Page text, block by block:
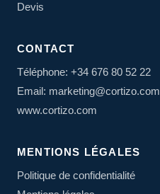
Devis
CONTACT
Téléphone: +34 676 80 52 22
Email: marketing@cortizo.com
www.cortizo.com
MENTIONS LÉGALES
Politique de confidentialité